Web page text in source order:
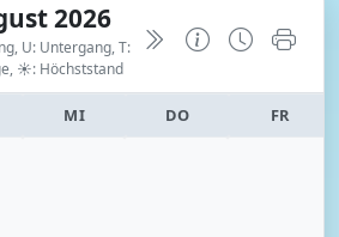
2026
U: Untergang, T:
☀: Höchststand
MI DO FR